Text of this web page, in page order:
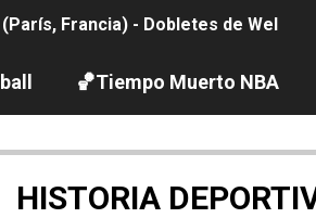
Francia) - Dobletes de
(Estambul, Turquía)
(París, Francia) - España domina
después a The Demand por
🏀Tiempo Muerto NBA
HISTORIA